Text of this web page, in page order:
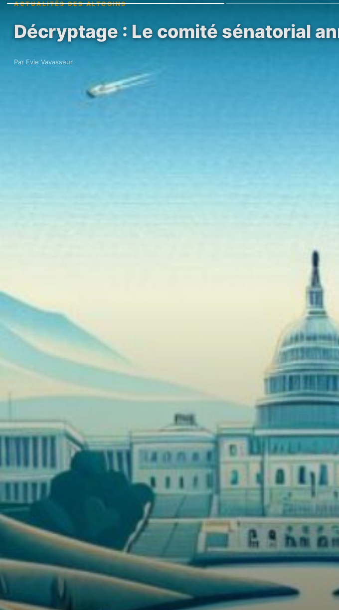
ACTUALITÉS DES ALTCOINS
Décryptage : Le comité sénatorial
Par Evie Vavasseur